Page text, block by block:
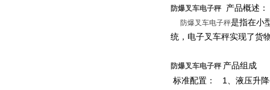
防爆叉车电子秤
产品概述：
防爆叉车电子秤是指在小
统，电子叉车秤实现了货
防爆叉车电子秤 产品组成
标准配置：
1 、 液压升